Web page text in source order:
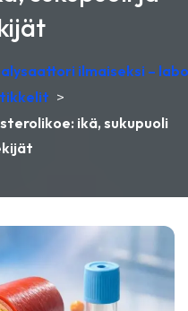
ilmaiseksi –
>
ikä, sukupuoli